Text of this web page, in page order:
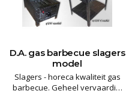
D.A. gas barbecue slagers
model
Slagers - horeca kwaliteit gas
barbecue. Geheel vervaardigt